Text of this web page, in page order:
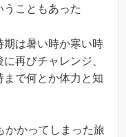
こともあった
期は暑い時か寒い時
再びチャレンジ、
まで何とか体力と知
かかってしまった旅